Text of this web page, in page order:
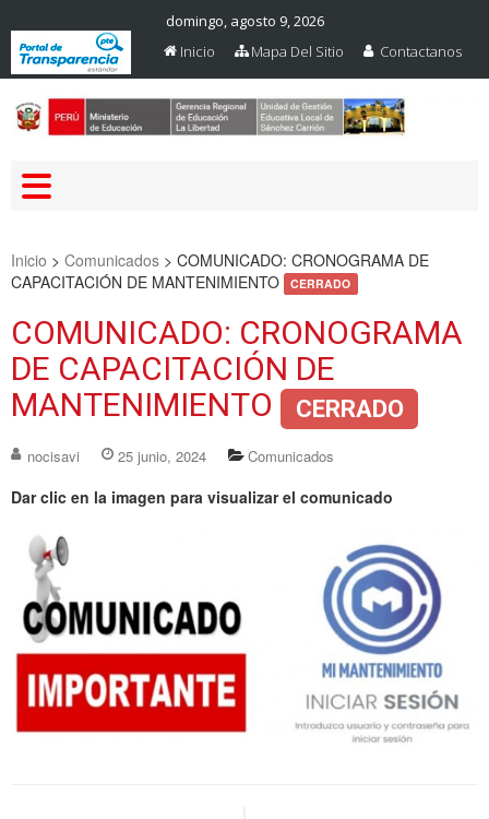
domingo, agosto 9, 2026
Inicio
Mapa Del Sitio Contactanos
Inicio > Comunicados > COMUNICADO: CRONOGRAMA DE
CAPACITACIÓN DE MANTENIMIENTO
CERRADO
COMUNICADO: CRONOGRAMA
DE CAPACITACIÓN DE
MANTENIMIENTO
CERRADO
nocisavi 25 junio, 2024 Comunicados
Dar clic en la imagen para visualizar el comunicado